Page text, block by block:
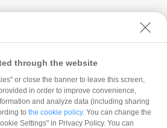
当社の考え方
through the website
or close the banner to leave this screen,
in order to improve convenience,
and analyze data (including sharing
to the cookie policy. You can change the
Settings" in Privacy Policy. You can